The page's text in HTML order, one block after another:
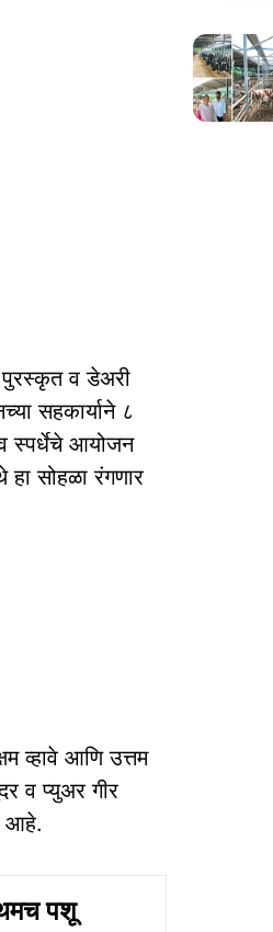
पुरस्कृत व डेअरी
सहकार्याने ८
व स्पर्धेचे आयोजन
सोहळा रंगणार
व्हावे आणि उत्तम
व प्युअर गीर
आहे.
पशू